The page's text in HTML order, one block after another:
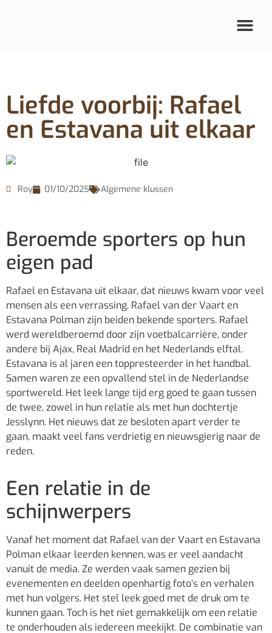
Liefde voorbij: Rafael
en Estavana uit elkaar
Roy 01/10/2025 Algemene klussen
Beroemde sporters op hun
eigen pad
Rafael en Estavana uit elkaar, dat nieuws kwam voor veel
mensen als een verrassing. Rafael van der Vaart en
Estavana Polman zijn beiden bekende sporters. Rafael
werd wereldberoemd door zijn voetbalcarrière, onder
andere bij Ajax, Real Madrid en het Nederlands elftal.
Estavana is al jaren een toppresteerder in het handbal.
Samen waren ze een opvallend stel in de Nederlandse
sportwereld. Het leek lange tijd erg goed te gaan tussen
de twee, zowel in hun relatie als met hun dochtertje
Jesslynn. Het nieuws dat ze besloten apart verder te
gaan, maakt veel fans verdrietig en nieuwsgierig naar de
reden.
Een relatie in de
schijnwerpers
Vanaf het moment dat Rafael van der Vaart en Estavana
Polman elkaar leerden kennen, was er veel aandacht
vanuit de media. Ze werden vaak samen gezien bij
evenementen en deelden openhartig foto’s en verhalen
met hun volgers. Het stel leek goed met de druk om te
kunnen gaan. Toch is het niet gemakkelijk om een relatie
te onderhouden als iedereen meekijkt. De combinatie van